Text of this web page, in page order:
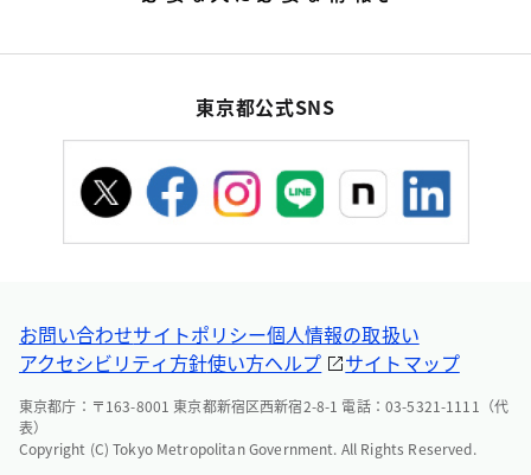
東京都公式SNS
お問い合わせサイトポリシー個人情報の取扱い
アクセシビリティ方針使い方ヘルプ サイトマップ
東京都庁：〒163-8001 東京都新宿区西新宿2-8-1 電話：03-5321-1111（代
表）
Copyright (C) Tokyo Metropolitan Government. All Rights Reserved.